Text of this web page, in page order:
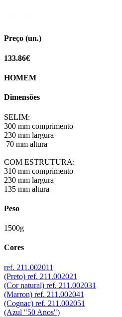
Preço (un.)
133.86€
HOMEM
Dimensões
SELIM:
300 mm comprimento
230 mm largura
70 mm altura
COM ESTRUTURA:
310 mm comprimento
230 mm largura
135 mm altura
Peso
1500g
Cores
ref. 211.002011
(Preto) ref. 211.002021
(Cor natural) ref. 211.002031
(Marron) ref. 211.002041
(Cognac) ref. 211.002051
(Azul "50 Anos")